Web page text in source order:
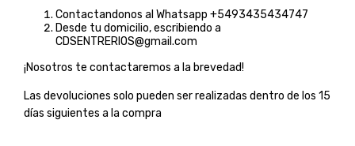
Contactandonos al Whatsapp +5493435434747
Desde tu domicilio, escribiendo a
CDSENTRERIOS@gmail.com
¡Nosotros te contactaremos a la brevedad!
Las devoluciones solo pueden ser realizadas dentro de los 15
días siguientes a la compra